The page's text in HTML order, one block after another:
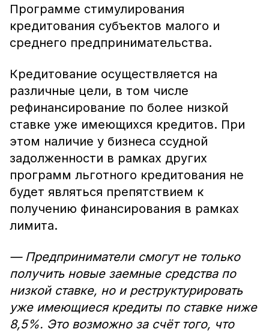
Программе стимулирования
кредитования субъектов малого и
среднего предпринимательства.
Кредитование осуществляется на
различные цели, в том числе
рефинансирование по более низкой
ставке уже имеющихся кредитов. При
этом наличие у бизнеса ссудной
задолженности в рамках других
программ льготного кредитования не
будет являться препятствием к
получению финансирования в рамках
лимита.
— Предприниматели смогут не только
получить новые заемные средства по
низкой ставке, но и реструктурировать
уже имеющиеся кредиты по ставке ниже
8,5%. Это возможно за счёт того, что